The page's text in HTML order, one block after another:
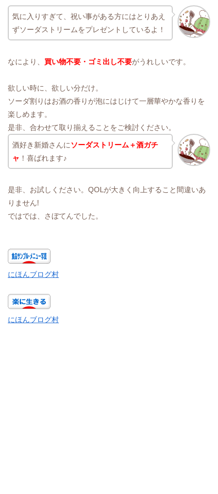
気に入りすぎて、祝い事がある方にはとりあえ
ずソーダストリームをプレゼントしているよ！
なにより、 買い物不要・ゴミ出し不要がうれしいです。
欲しい時に、欲しい分だけ。
ソーダ割りはお酒の香りが泡にはじけて一層華やかな香りを
楽しめます。
是非、合わせて取り揃えることをご検討ください。
酒好き新婚さんにソーダストリーム＋酒ガチ
ャ ！喜ばれます♪
是非、お試しください。QOLが大きく向上すること間違いあ
りません!
ではでは、さぼてんでした。
にほんブログ村
にほんブログ村